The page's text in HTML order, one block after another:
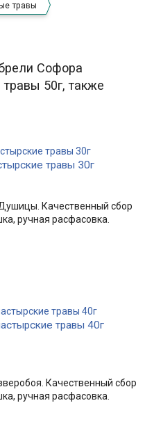
травы
Софора
50г, также
травы 30г
Качественный сбор
ручная расфасовка.
травы 40г
Качественный сбор
ручная расфасовка.